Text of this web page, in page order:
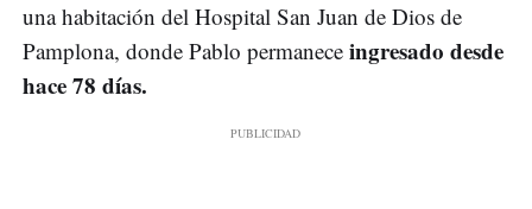
una habitación del Hospital San Juan de Dios de
Pamplona, donde Pablo permanece ingresado desde
hace 78 días.